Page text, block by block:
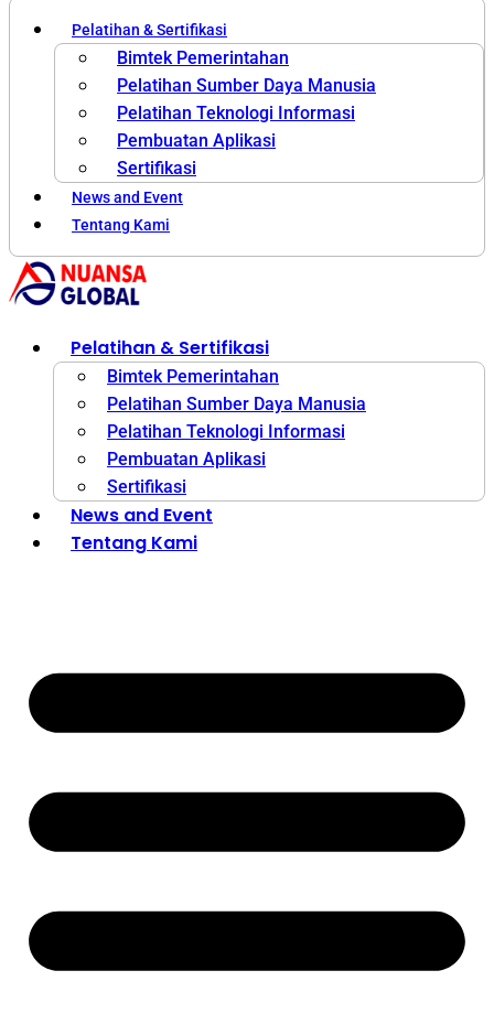
Pelatihan & Sertifikasi
Bimtek Pemerintahan
Pelatihan Sumber Daya Manusia
Pelatihan Teknologi Informasi
Pembuatan Aplikasi
Sertifikasi
News and Event
Tentang Kami
Pelatihan & Sertifikasi
Bimtek Pemerintahan
Pelatihan Sumber Daya Manusia
Pelatihan Teknologi Informasi
Pembuatan Aplikasi
Sertifikasi
News and Event
Tentang Kami